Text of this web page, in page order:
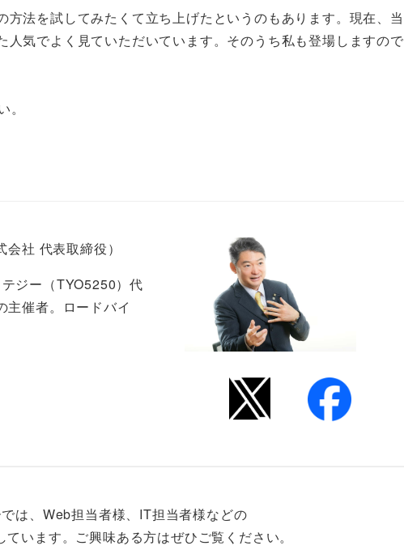
法を試してみたくて立ち上げたというのもあります。現在、当
気でよく見ていただいています。そのうち私も登場しますので
社 代表取締役）
ジー（TYO5250）代
催者。ロードバイ
は、Web担当者様、IT担当者様などの
います。ご興味ある方はぜひご覧ください。